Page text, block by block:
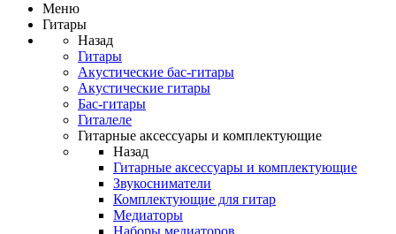
Меню
Гитары
Назад
Гитары
Акустические бас-гитары
Акустические гитары
Бас-гитары
Гиталеле
Гитарные аксессуары и комплектующие
Назад
Гитарные аксессуары и комплектующие
Звукосниматели
Комплектующие для гитар
Медиаторы
Наборы медиаторов